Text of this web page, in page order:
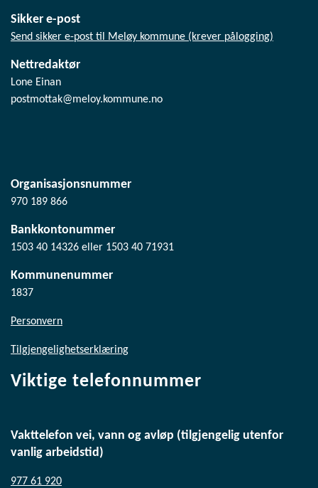
Sikker e-post
Send sikker e-post til Meløy kommune (krever pålogging)
Nettredaktør
Lone Einan
postmottak@meloy.kommune.no
Organisasjonsnummer
970 189 866
Bankkontonummer
1503 40 14326 eller 1503 40 71931
Kommunenummer
1837
Personvern
Tilgjengelighetserklæring
Viktige telefonnummer
Vakttelefon vei, vann og avløp (tilgjengelig utenfor
vanlig arbeidstid)
977 61 920